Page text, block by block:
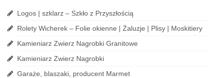
Logos | szklarz – Szkło z Przyszłością
Rolety Wicherek – Folie okienne | Żaluzje | Plisy | Moskitiery
Kamieniarz Zwierz Nagrobki Granitowe
Kamieniarz Zwierz Nagrobki
Garaże, blaszaki, producent Marmet